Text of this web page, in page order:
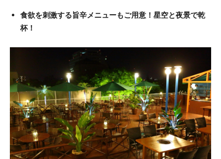
食欲を刺激する旨辛メニューもご用意！星空と夜景で乾
杯！